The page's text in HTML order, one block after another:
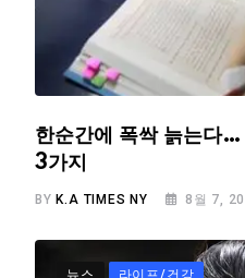
한순간에 폭싹 늙는다…
3가지
BY K.A TIMES NY 8월 7,
뉴스 라이프/건강